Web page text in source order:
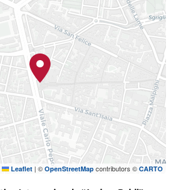
Leaflet | © OpenStreetMap contributors © CARTO